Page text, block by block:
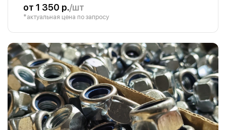
от 1 350 р./шт
*актуальная цена по запросу